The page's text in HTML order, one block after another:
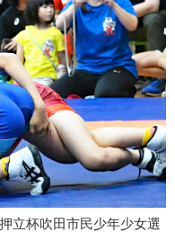
立杯吹田市民少年少女選